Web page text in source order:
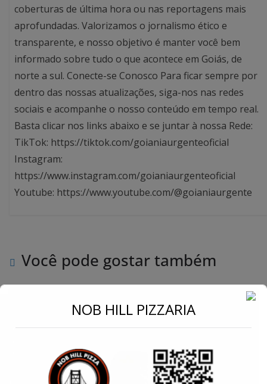
coberturas de última hora ou nas reportagens mais
aprofundadas. Valorizamos o jornalismo ético e
transparente, e nosso objetivo é manter você bem
informado sobre tudo o que acontece em Goiás, de
norte a sul. Conecte-se Conosco Para ficar sempre por
dentro das nossas atualizações, siga-nos nas redes
sociais e acompanhe o nosso conteúdo em tempo real.
Basta clicar nos links abaixo e se juntar à nossa Rede:
TikTok: https://tiktok.com/goianiaurgenteoficial
Instagram:
https://www.instagram.com/goianiaurgenteoficial
Youtube: https://www.youtube.com/@goianiaurgente
Você pode gostar também
NOB HILL PIZZARIA